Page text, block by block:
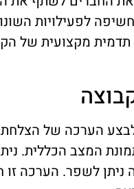
לפעילויות
תדמית מקצועית של
הערכה של הצלחת
המצב הכללית.
לשפר. הערכה זו